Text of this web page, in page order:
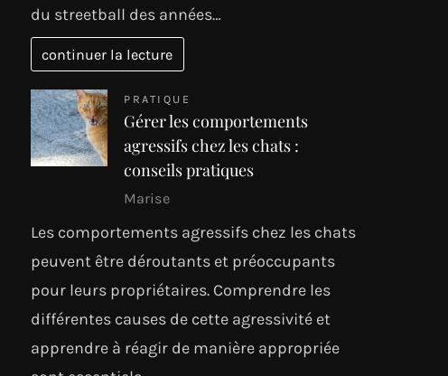
du streetball des années…
continuer la lecture
PRATIQUE
Gérer les comportements
agressifs chez les chats :
conseils pratiques
Marise
Les comportements agressifs chez les chats
peuvent être déroutants et préoccupants
pour leurs propriétaires. Comprendre les
différentes causes de cette agressivité et
apprendre à réagir de manière appropriée